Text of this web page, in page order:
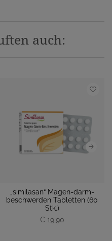
auch:
„similasan“ Magen-darm-
beschwerden Tabletten (60
Stk.)
€ 19,90